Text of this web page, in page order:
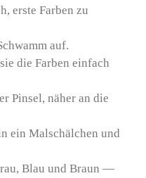
erste Farben zu
auf.
die Farben einfach
Pinsel, näher an die
ein Malschälchen und
Blau und Braun —